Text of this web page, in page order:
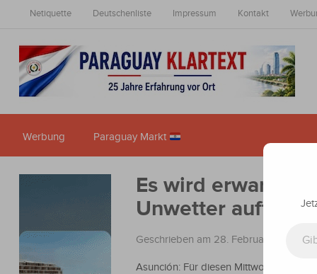
Netiquette Deutschenliste Impressum Kontakt
Werbung Paraguay Markt
Es wird erwartet,
Unwetter
Geschrieben am 28. Februar 2024 in
Asunción: Für diesen Mittwoch wird ein